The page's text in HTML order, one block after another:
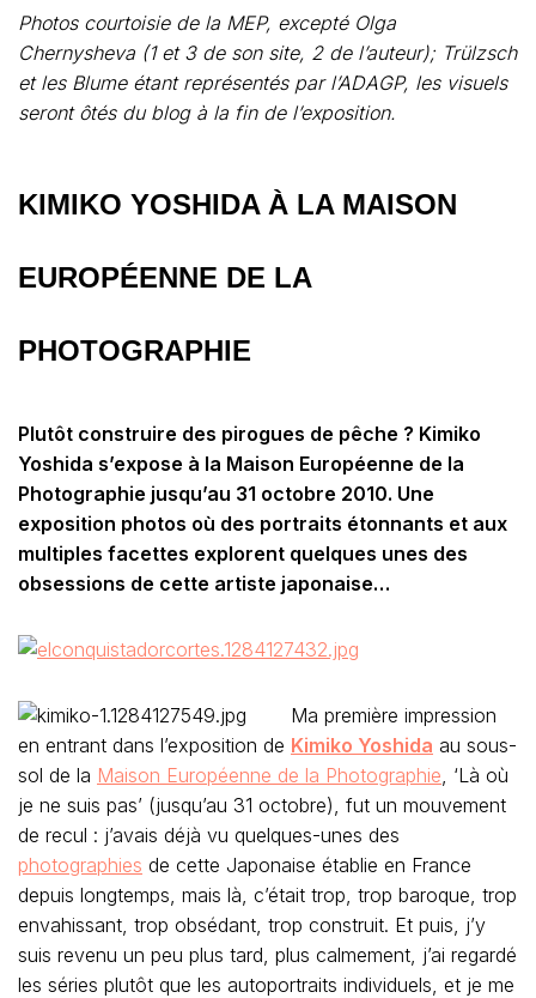
Photos courtoisie de la MEP, excepté Olga
Chernysheva (1 et 3 de son site, 2 de l’auteur); Trülzsch
et les Blume étant représentés par l’ADAGP, les visuels
seront ôtés du blog à la fin de l’exposition.
KIMIKO YOSHIDA À LA MAISON
EUROPÉENNE DE LA
PHOTOGRAPHIE
Plutôt construire des pirogues de pêche ? Kimiko
Yoshida s’expose à la Maison Européenne de la
Photographie jusqu’au 31 octobre 2010. Une
exposition photos où des portraits étonnants et aux
multiples facettes explorent quelques unes des
obsessions de cette artiste japonaise…
Ma première impression
en entrant dans l’exposition de Kimiko Yoshida au sous-
sol de la Maison Européenne de la Photographie, ‘Là où
je ne suis pas’ (jusqu’au 31 octobre), fut un mouvement
de recul : j’avais déjà vu quelques-unes des
photographies de cette Japonaise établie en France
depuis longtemps, mais là, c’était trop, trop baroque, trop
envahissant, trop obsédant, trop construit. Et puis, j’y
suis revenu un peu plus tard, plus calmement, j’ai regardé
les séries plutôt que les autoportraits individuels, et je me